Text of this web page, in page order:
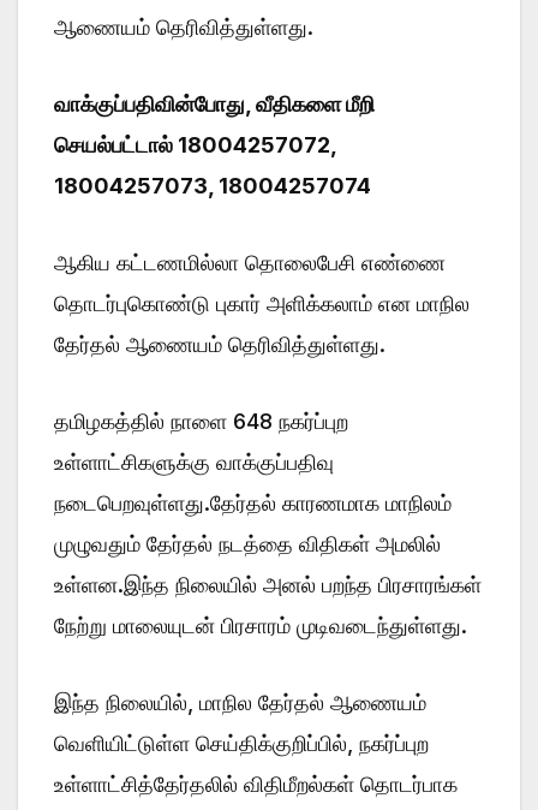
ஆணையம் தெரிவித்துள்ளது.
வாக்குப்பதிவின்போது, வீதிகளை மீறி
செயல்பட்டால் 18004257072,
18004257073, 18004257074
ஆகிய கட்டணமில்லா தொலைபேசி எண்ணை
தொடர்புகொண்டு புகார் அளிக்கலாம் என மாநில
தேர்தல் ஆணையம் தெரிவித்துள்ளது.
தமிழகத்தில் நாளை 648 நகர்ப்புற
உள்ளாட்சிகளுக்கு வாக்குப்பதிவு
நடைபெறவுள்ளது.தேர்தல் காரணமாக மாநிலம்
முழுவதும் தேர்தல் நடத்தை விதிகள் அமலில்
உள்ளன.இந்த நிலையில் அனல் பறந்த பிரசாரங்கள்
நேற்று மாலையுடன் பிரசாரம் முடிவடைந்துள்ளது.
இந்த நிலையில், மாநில தேர்தல் ஆணையம்
வெளியிட்டுள்ள செய்திக்குறிப்பில், நகர்ப்புற
உள்ளாட்சித்தேர்தலில் விதிமீறல்கள் தொடர்பாக